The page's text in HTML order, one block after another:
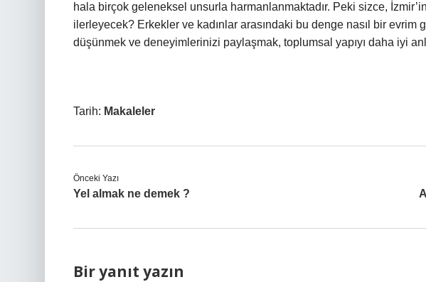
hala birçok geleneksel unsurla harmanlanmaktadır. Peki sizce,
ilerleyecek? Erkekler ve kadınlar arasındaki bu denge nasıl bir evrim
düşünmek ve deneyimlerinizi paylaşmak, toplumsal yapıyı daha iyi
Tarih: Makaleler
Önceki Yazı
Yel almak ne demek ?
Bir yanıt yazın